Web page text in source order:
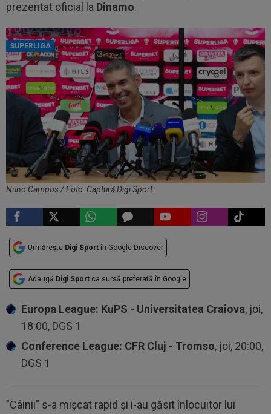
prezentat oficial la Dinamo.
SUPERLIGA
Nuno Campos / Foto: Captură Digi Sport
Urmărește Digi Sport în Google Discover
Adaugă Digi Sport ca sursă preferată în Google
Europa League: KuPS - Universitatea Craiova, joi,
18:00, DGS 1
Conference League: CFR Cluj - Tromso, joi, 20:00,
DGS 1
”Câinii” s-a mișcat rapid și i-au găsit înlocuitor lui